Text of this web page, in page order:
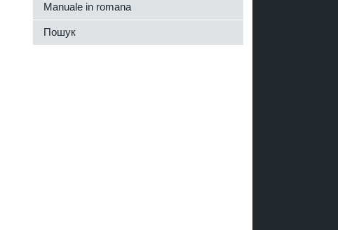
Manuale in romana
Пошук